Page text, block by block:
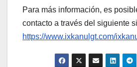
Para más información, es
contacto a través del siguiente
https://www.ixkanulgt.com/